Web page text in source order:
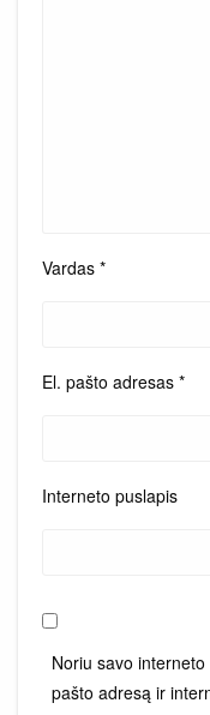
Vardas *
El. pašto adresas *
Interneto puslapis
Noriu savo
pašto adresą ir